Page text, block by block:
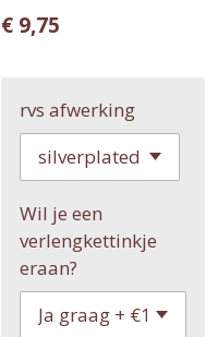
€ 9,75
rvs afwerking
Wil je een
verlengkettinkje
eraan?